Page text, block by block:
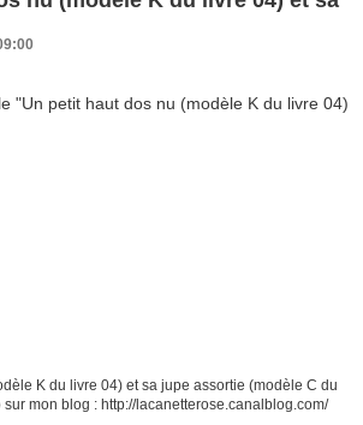
K du livre 04) et sa jupe assortie (modèle C du
mon blog : http://lacanetterose.canalblog.com/